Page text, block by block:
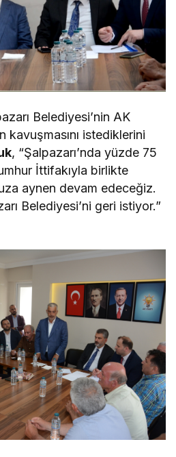
Belediyesi’nin AK
kavuşmasını istediklerini
, “Şalpazarı’nda yüzde 75
İttifakıyla birlikte
aynen devam edeceğiz.
Belediyesi’ni geri istiyor.”